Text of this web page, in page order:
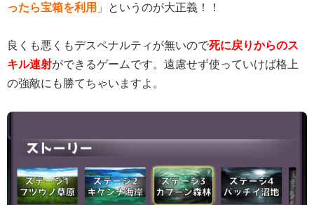
ったら宝箱を利用 」というのが大正義！！
良くも悪くもデスペナルティが無いので死に戻りからのス
キル連射ができるゲームです。遠慮せず使っていけば格上
の強敵にも勝てちゃいますよ。